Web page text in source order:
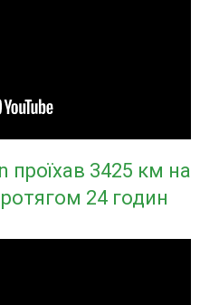
проїхав 3425 км на
24 годин